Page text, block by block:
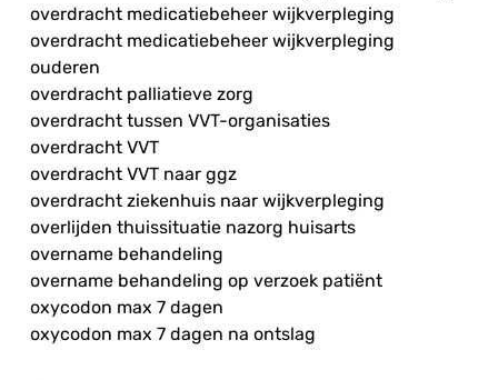
overdracht medicatiebeheer wijkverpleging
overdracht medicatiebeheer wijkverpleging
ouderen
overdracht palliatieve zorg
overdracht tussen VVT-organisaties
overdracht VVT
overdracht VVT naar ggz
overdracht ziekenhuis naar wijkverpleging
overlijden thuissituatie nazorg huisarts
overname behandeling
overname behandeling op verzoek patiënt
oxycodon max 7 dagen
oxycodon max 7 dagen na ontslag